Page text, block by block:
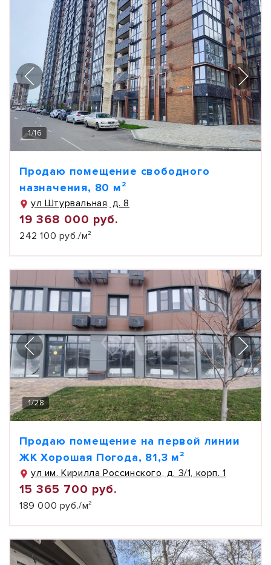
1/16
Продаю помещение свободного
назначения, 80 м²
ул Штурвальная, д. 8
19 368 000 руб.
242 100 руб./м²
1/28
Продаю помещение на первой линии
ЖК Хорошая Погода, 81,3 м²
ул им. Кирилла Россинского, д. 3/1, корп. 1
15 365 700 руб.
189 000 руб./м²